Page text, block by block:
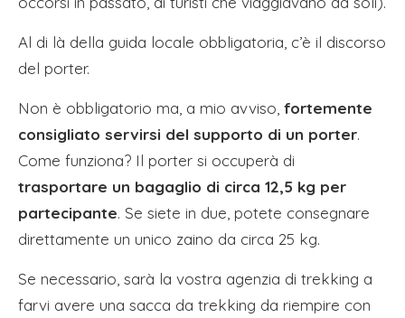
Al di là della guida locale obbligatoria, c’è il discorso
del porter.
Non è obbligatorio ma, a mio avviso, fortemente
consigliato servirsi del supporto di un porter.
Come funziona? Il porter si occuperà di
trasportare un bagaglio di circa 12,5 kg per
partecipante. Se siete in due, potete consegnare
direttamente un unico zaino da circa 25 kg.
Se necessario, sarà la vostra agenzia di trekking a
farvi avere una sacca da trekking da riempire con